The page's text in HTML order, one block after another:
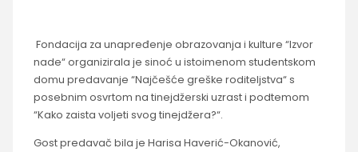
Fondacija za unapređenje obrazovanja i kulture “Izvor
nade“ organizirala je sinoć u istoimenom studentskom
domu predavanje “Najčešće greške roditeljstva“ s
posebnim osvrtom na tinejdžerski uzrast i podtemom
“Kako zaista voljeti svog tinejdžera?“.
Gost predavač bila je Harisa Haverić-Okanović,